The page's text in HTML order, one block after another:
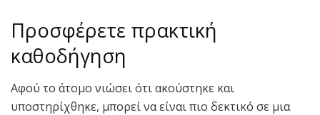
Προσφέρετε πρακτική
καθοδήγηση
Αφού το άτομο νιώσει ότι ακούστηκε και
υποστηρίχθηκε, μπορεί να είναι πιο δεκτικό σε μια